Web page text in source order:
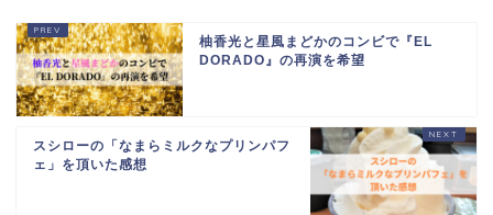
柚香光と星風まどかのコンビで『EL
DORADO』の再演を希望
スシローの「なまらミルクなプリンパフ
ェ」を頂いた感想